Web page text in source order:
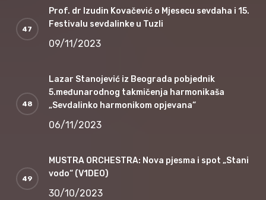
Prof. dr Izudin Kovačević o Mjesecu sevdaha i 15.
Festivalu sevdalinke u Tuzli
09/11/2023
Lazar Stanojević iz Beograda pobjednik
5.međunarodnog takmičenja harmonikaša
„Sevdalinko harmonikom opjevana“
06/11/2023
MUSTRA ORCHESTRA: Nova pjesma i spot „Stani
vodo“ (V1DEO)
30/10/2023